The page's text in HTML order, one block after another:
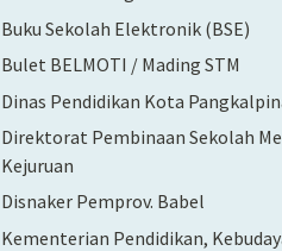
Buku Sekolah Elektronik (BSE)
Bulet BELMOTI / Mading STM
Dinas Pendidikan Kota
Direktorat Pembinaan Sekolah
Kejuruan
Disnaker Pemprov. Babel
Kementerian Pendidikan,